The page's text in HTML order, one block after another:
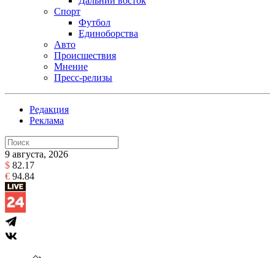
Спорт
Футбол
Единоборства
Авто
Происшествия
Мнение
Пресс-релизы
Редакция
Реклама
9 августа, 2026
$ 82.17
€ 94.84